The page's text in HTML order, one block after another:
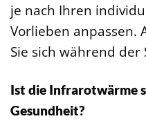
je nach Ihren
Vorlieben anpassen.
Sie sich während
Ist die Infrarotwärme
Gesundheit?